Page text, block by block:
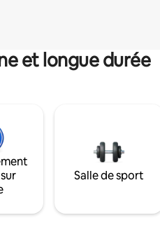
et longue durée
Salle de sport